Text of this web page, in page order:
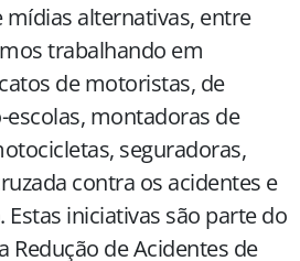
alternativas, entre
trabalhando em
de motoristas, de
montadoras de
seguradoras,
contra os acidentes e
iniciativas são parte do
Redução de Acidentes de